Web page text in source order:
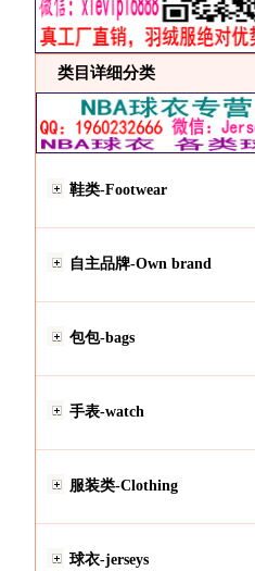
类目详细分类
鞋类-Footwear
自主品牌-Own brand
包包-bags
手表-watch
服装类-Clothing
球衣-jerseys